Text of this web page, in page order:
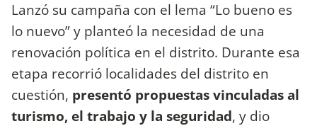
Lanzó su campaña con el lema “Lo bueno es
lo nuevo” y planteó la necesidad de una
renovación política en el distrito. Durante esa
etapa recorrió localidades del distrito en
cuestión, presentó propuestas vinculadas al
turismo, el trabajo y la seguridad, y dio